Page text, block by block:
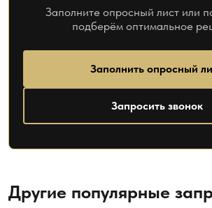
Заполните опросный лист или
подберём оптимальное
Заполнить опросный
Запросить звонок
Другие популярные